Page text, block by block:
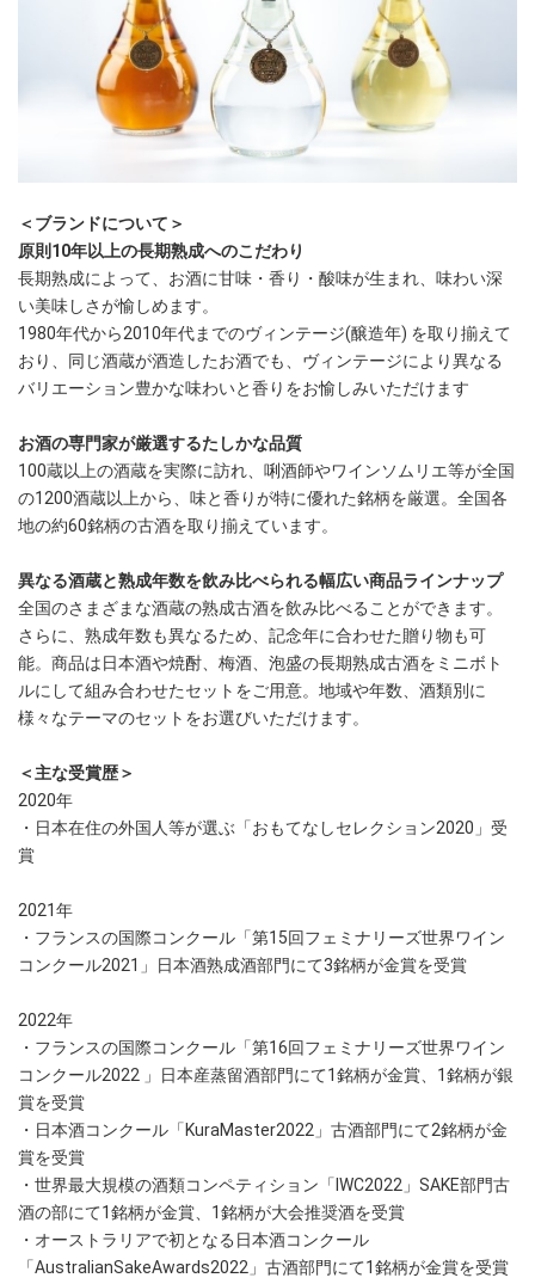
＜ブランドについて＞
原則10年以上の長期熟成へのこだわり
長期熟成によって、お酒に甘味・香り・酸味が生まれ、味わい深
い美味しさが愉しめます。
1980年代から2010年代までのヴィンテージ(醸造年) を取り揃えて
おり、同じ酒蔵が酒造したお酒でも、ヴィンテージにより異なる
バリエーション豊かな味わいと香りをお愉しみいただけます
お酒の専門家が厳選するたしかな品質
100蔵以上の酒蔵を実際に訪れ、唎酒師やワインソムリエ等が全国
の1200酒蔵以上から、味と香りが特に優れた銘柄を厳選。全国各
地の約60銘柄の古酒を取り揃えています。
異なる酒蔵と熟成年数を飲み比べられる幅広い商品ラインナップ
全国のさまざまな酒蔵の熟成古酒を飲み比べることができます。
さらに、熟成年数も異なるため、記念年に合わせた贈り物も可
能。商品は日本酒や焼酎、梅酒、泡盛の長期熟成古酒をミニボト
ルにして組み合わせたセットをご用意。地域や年数、酒類別に
様々なテーマのセットをお選びいただけます。
＜主な受賞歴＞
2020年
・日本在住の外国人等が選ぶ「おもてなしセレクション2020」受
賞
2021年
・フランスの国際コンクール「第15回フェミナリーズ世界ワイン
コンクール2021」日本酒熟成酒部門にて3銘柄が金賞を受賞
2022年
・フランスの国際コンクール「第16回フェミナリーズ世界ワイン
コンクール2022 」日本産蒸留酒部門にて1銘柄が金賞、1銘柄が銀
賞を受賞
・日本酒コンクール「KuraMaster2022」古酒部門にて2銘柄が金
賞を受賞
・世界最大規模の酒類コンペティション「IWC2022」SAKE部門古
酒の部にて1銘柄が金賞、1銘柄が大会推奨酒を受賞
・オーストラリアで初となる日本酒コンクール
「AustralianSakeAwards2022」古酒部門にて1銘柄が金賞を受賞